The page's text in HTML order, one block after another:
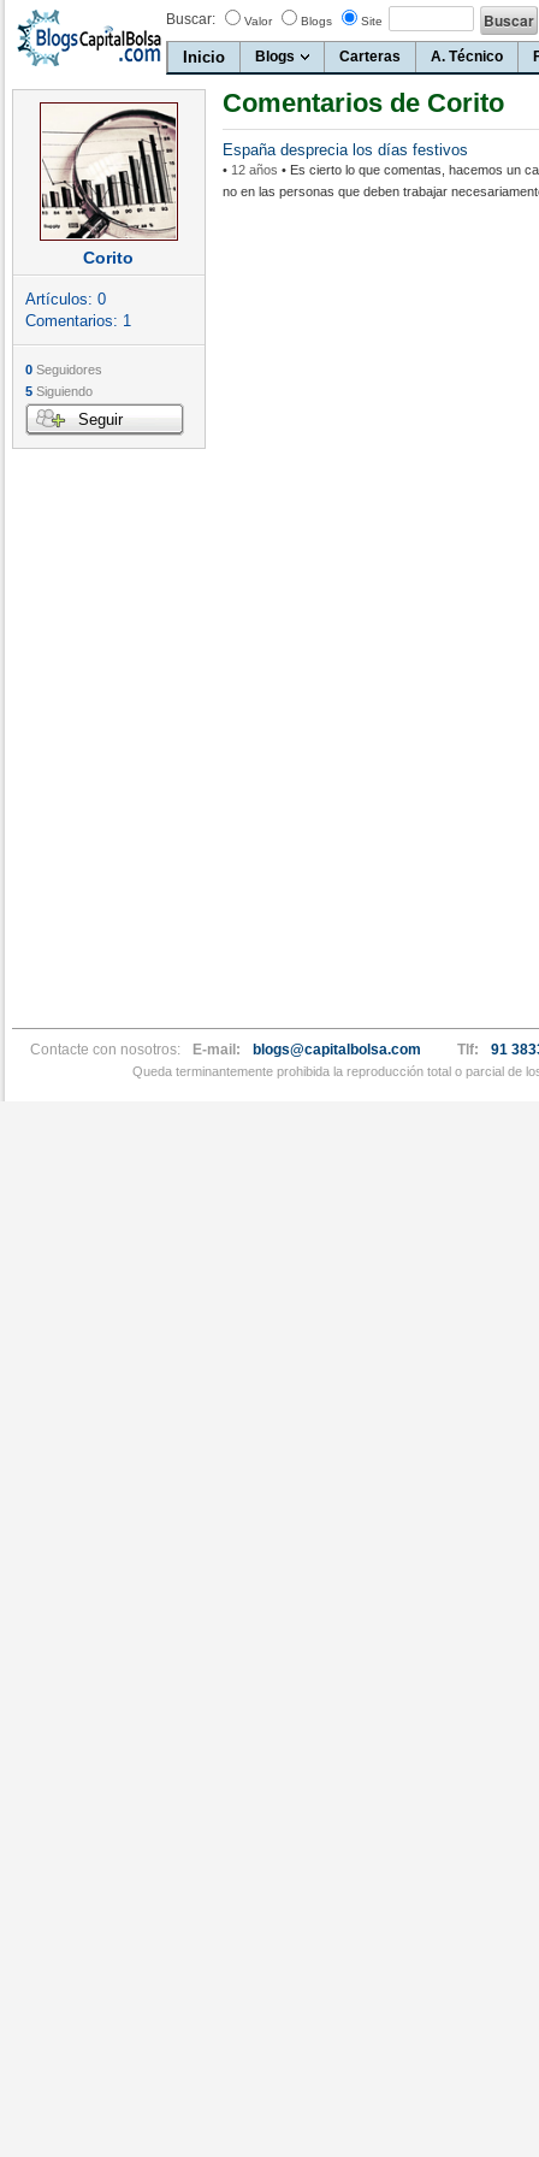
Buscar: Valor Blogs Site
Inicio Blogs Carteras A. Técnico
Corito
Artículos: 0
Comentarios: 1
0 Seguidores
5 Siguiendo
Seguir
Comentarios de Corito
España desprecia los días festivos
• 12 años • Es cierto lo que comentas, hacemos un
no en las personas que deben trabajar
Contacte con nosotros: E-mail: blogs@capitalbolsa.com Tlf: 91
Queda terminantemente prohibida la reproducción total o parcial de